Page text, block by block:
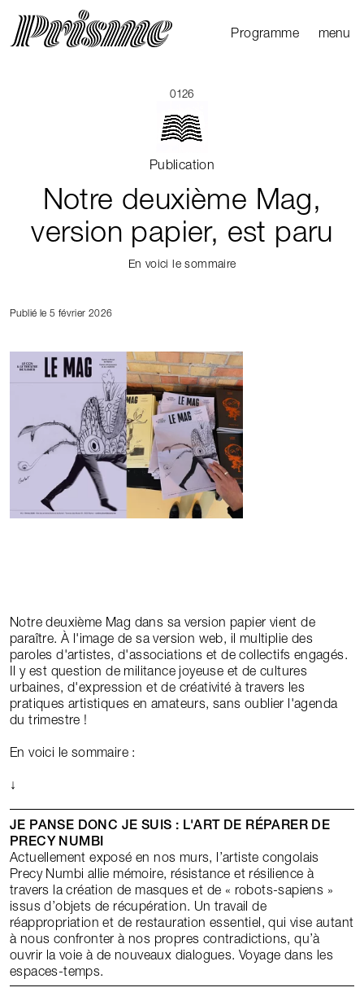
Programme Ouvrir
Fermer
menu
0126
Publication
Notre deuxième Mag,
version papier, est paru
En voici le sommaire
Publié le 5 février 2026
Notre deuxième Mag dans sa version papier vient de
paraître. À l'image de sa version web, il multiplie des
paroles d'artistes, d'associations et de collectifs engagés.
Il y est question de militance joyeuse et de cultures
urbaines, d'expression et de créativité à travers les
pratiques artistiques en amateurs, sans oublier l'agenda
du trimestre !
En voici le sommaire :
↓
JE PANSE DONC JE SUIS : L'ART DE RÉPARER DE
PRECY NUMBI
Actuellement exposé en nos murs, l’artiste congolais
Precy Numbi allie mémoire, résistance et résilience à
travers la création de masques et de « robots-sapiens »
issus d’objets de récupération. Un travail de
réappropriation et de restauration essentiel, qui vise autant
à nous confronter à nos propres contradictions, qu’à
ouvrir la voie à de nouveaux dialogues. Voyage dans les
espaces-temps.